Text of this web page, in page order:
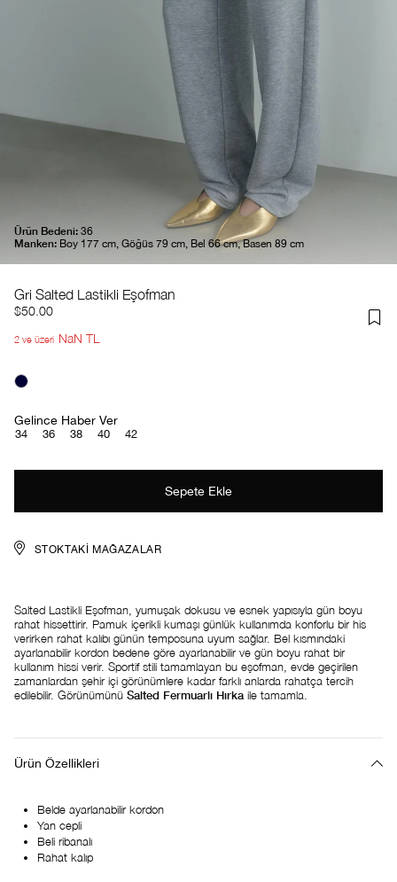
Ürün Bedeni: 36
Manken: Boy 177 cm, Göğüs 79 cm, Bel 66 cm, Basen 89 cm
Gri Salted Lastikli Eşofman
$50.00
2 ve üzeri NaN TL
Gelince Haber Ver
34 36 38 40 42
STOKTAKI MAĞAZALAR
Salted Lastikli Eşofman, yumuşak dokusu ve esnek yapısıyla gün boyu
rahat hissettirir. Pamuk içerikli kumaşı günlük kullanımda konforlu bir his
verirken rahat kalıbı günün temposuna uyum sağlar. Bel kısmındaki
ayarlanabilir kordon bedene göre ayarlanabilir ve gün boyu rahat bir
kullanım hissi verir. Sportif stili tamamlayan bu eşofman, evde geçirilen
zamanlardan şehir içi görünümlere kadar farklı anlarda rahatça tercih
edilebilir. Görünümünü Salted Fermuarlı Hırka ile tamamla.
Ürün Özellikleri
Belde ayarlanabilir kordon
Yan cepli
Beli ribanalı
Rahat kalıp